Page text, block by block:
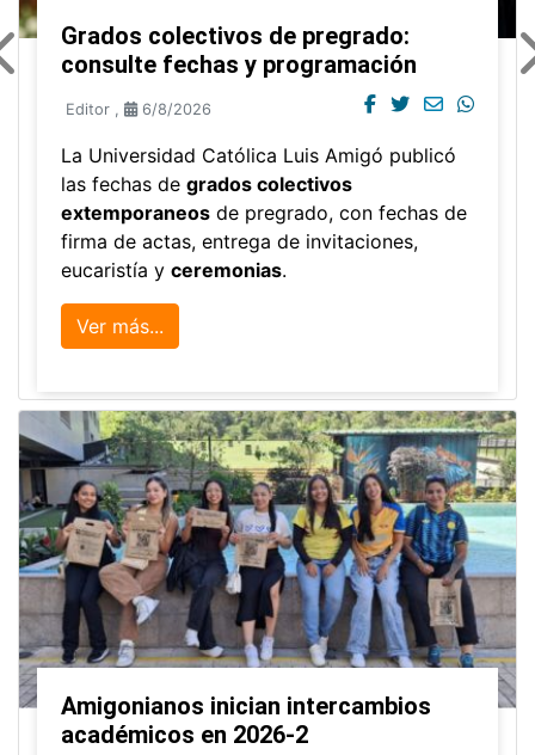
Grados colectivos de pregrado:
consulte fechas y programación
Editor , 6/8/2026
La Universidad Católica Luis Amigó publicó
las fechas de grados colectivos
extemporaneos de pregrado, con fechas de
firma de actas, entrega de invitaciones,
eucaristía y ceremonias.
Ver más...
Amigonianos inician intercambios
académicos en 2026-2